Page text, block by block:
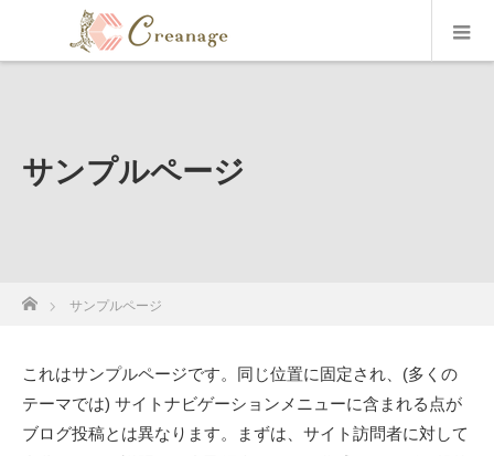
サンプルページ
ホーム
サンプルページ
これはサンプルページです。同じ位置に固定され、(多くの
テーマでは) サイトナビゲーションメニューに含まれる点が
ブログ投稿とは異なります。まずは、サイト訪問者に対して